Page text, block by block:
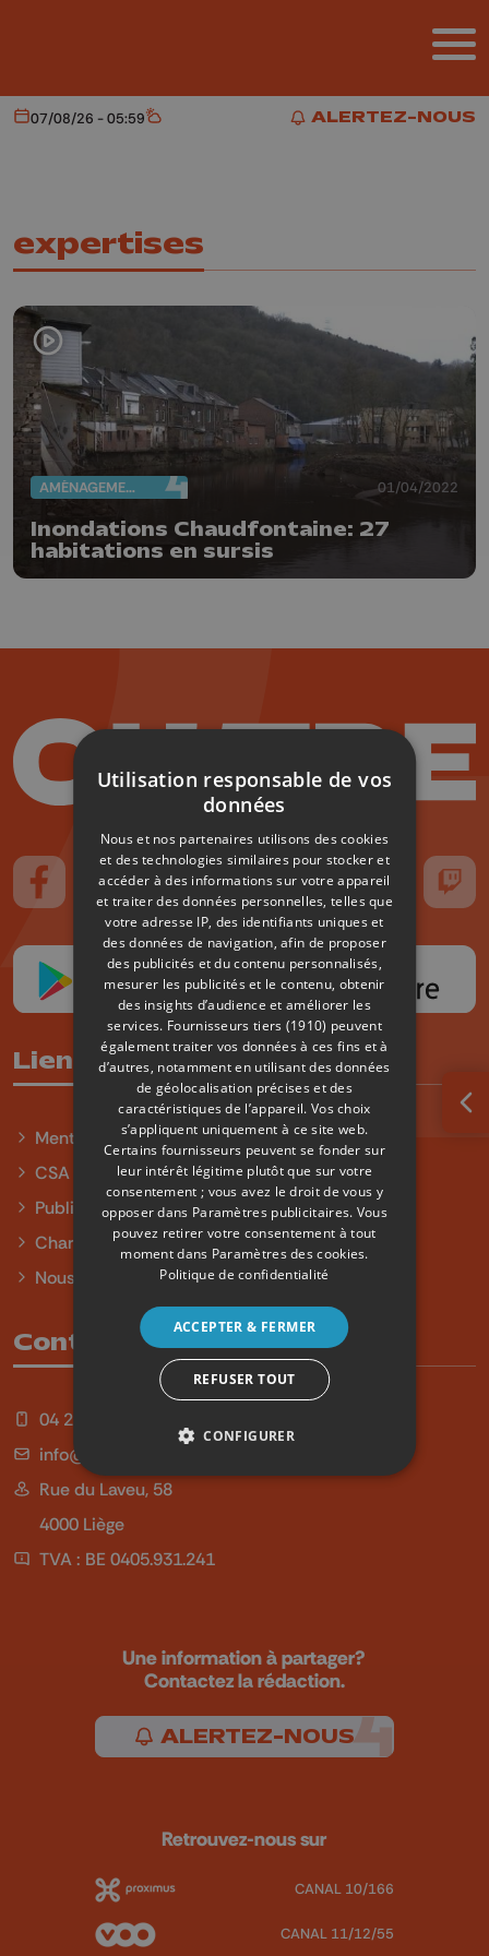
ALERTEZ-NOUS
ALERTEZ-NOUS
Aujourd'hui
07/08/26 - 05:59 Météo
expertises
AMÉNAGEMENT DU TERRITOIRE 01/04/2022
Inondations Chaudfontaine: 27
habitations en sursis
Suivez-nous sur FaceBook
Suivez-nous sur Instagram
Suivez-nous sur TikTokSuivez-nous sur YouTube
Suivez-nous
Liens utiles
Mentions légales
CSA
Publicité
Charte sur l'égalité et la diversité
Nous contacter
Contact
04 254 99 99
info@qu4tre.be
Rue du Laveu, 58
4000 Liège
TVA : BE 0405.931.241
Une information à partager?
Contactez la rédaction.
ALERTEZ-NOUS
Retrouvez-nous sur
CANAL 10/166
CANAL 11/12/55
Utilisation responsable de vos
données
Nous et nos partenaires utilisons des cookies
et des technologies similaires pour stocker et
accéder à des informations sur votre appareil
et traiter des données personnelles, telles que
votre adresse IP, des identifiants uniques et
des données de navigation, afin de proposer
des publicités et du contenu personnalisés,
mesurer les publicités et le contenu, obtenir
des insights d’audience et améliorer les
services. Fournisseurs tiers (1910) peuvent
également traiter vos données à ces fins et à
d’autres, notamment en utilisant des données
de géolocalisation précises et des
caractéristiques de l’appareil. Vos choix
s’appliquent uniquement à ce site web.
Certains fournisseurs peuvent se fonder sur
leur intérêt légitime plutôt que sur votre
consentement ; vous avez le droit de vous y
opposer dans Paramètres publicitaires. Vous
pouvez retirer votre consentement à tout
moment dans Paramètres des cookies.
Politique de confidentialité
ACCEPTER & FERMER
REFUSER TOUT
CONFIGURER